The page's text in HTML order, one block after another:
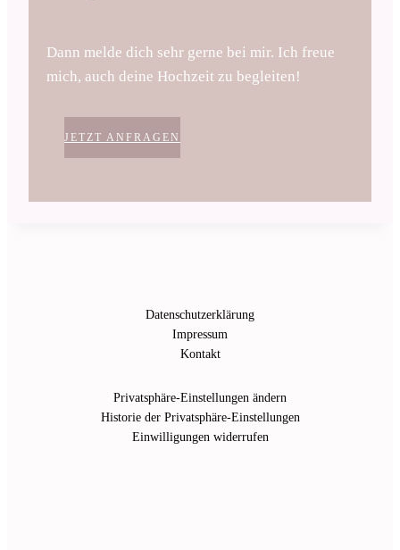
Dann melde dich sehr gerne bei mir. Ich freue
mich, auch deine Hochzeit zu begleiten!
JETZT ANFRAGEN
Datenschutzerklärung
Impressum
Kontakt
Privatsphäre-Einstellungen ändern
Historie der Privatsphäre-Einstellungen
Einwilligungen widerrufen